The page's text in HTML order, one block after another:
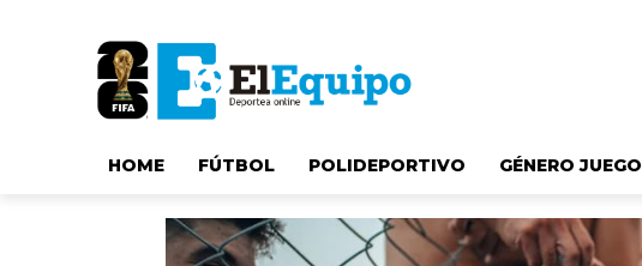
HOME FÚTBOL POLIDEPORTIVO GÉNERO JUEGO